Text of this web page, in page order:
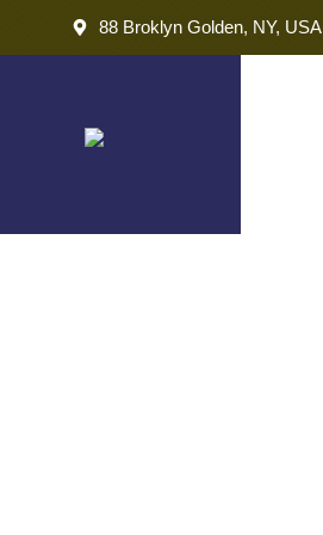
88 Broklyn Golden, NY, USA